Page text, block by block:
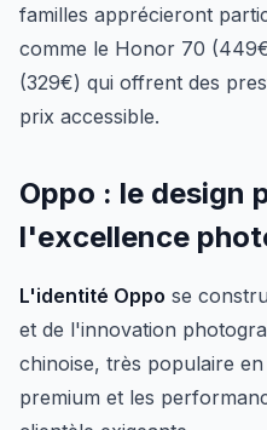
familles apprécieront
comme le Honor 70
(329€) qui offrent des
prix accessible.
Oppo : le design
l'excellence
L'identité Oppo se
et de l'innovation
chinoise, très populaire
premium et les